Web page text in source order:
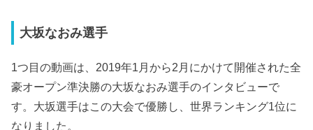
大坂なおみ選手
1つ目の動画は、2019年1月から2月にかけて開催された全
豪オープン準決勝の大坂なおみ選手のインタビューで
す。大坂選手はこの大会で優勝し、世界ランキング1位に
なりました。